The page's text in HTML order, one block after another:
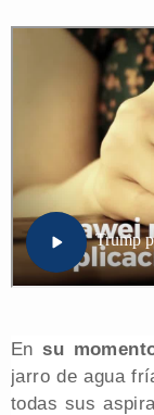
Ensu
jarro de agua
todas sus
Lee Más